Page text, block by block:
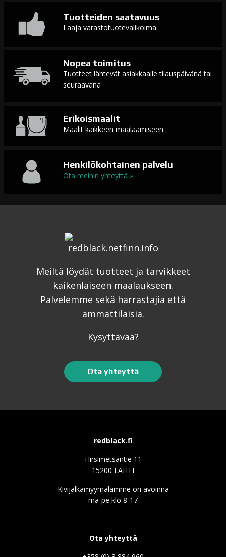
Tuotteiden saatavuus
Laaja varastotuotevalikoima
Nopea toimitus
Tuotteet lähtevät asiakkaalle tilauspäivänä tai
seuraavana
Erikoismaalit
Maalit kaikkeen maalaamiseen
Henkilökohtainen palvelu
Ota meihin yhteyttä »
Meiltä löydät tuotteet ja tarvikkeet
kaikenlaiseen maalaukseen.
Palvelemme sekä harrastajia että
ammattilaisia.
Kysyttävää?
Ota yhteyttä
redblack.fi
Hirsimetsäntie 11
15200 LAHTI
Kivijalkamyymälämme on avoinna
ma-pe klo 8-17
Ota yhteyttä